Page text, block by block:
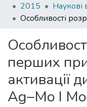
All of DSpace
2015
перших
активації
Ag–Mo І